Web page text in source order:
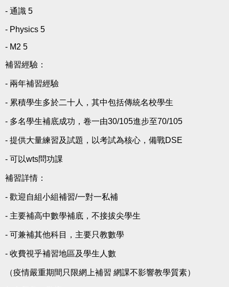
- 通識 5
- Physics 5
- M2 5
補習經驗：
- 兩年補習經驗
- 累積學生多於二十人，其中包括傳統名校學生
- 多名學生補底成功，卷一由30/105進步至70/105
- 提供大量練習及試題，以考試為核心，備戰DSE
- 可以wts問功課
補習詳情：
- 歡迎自組小組補習/一對一私補
- 主要補高中數學補底，不接拔尖學生
- 可兼補其他科目，主要只教數學
- 收費視乎補習地區及學生人數
（疫情嚴重期間只限網上補習 網課不影響教學質素）